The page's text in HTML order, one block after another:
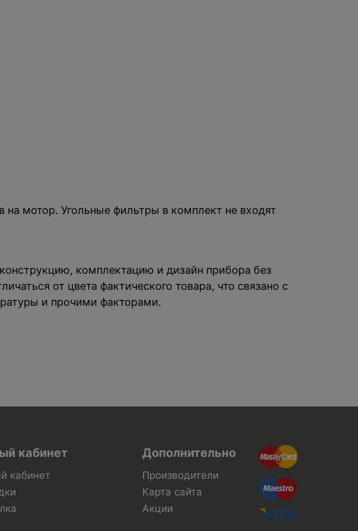
на мотор. Угольные фильтры в комплект не входят
комплектацию и дизайн прибора без
от цвета фактического товара, что связано с
и прочими факторами.
кабинет
кабинет
Дополнительно
Производители
Карта сайта
Акции